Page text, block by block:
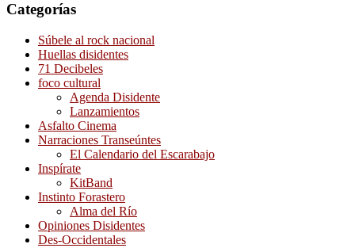
Categorías
Súbele al rock nacional
Huellas disidentes
71 Decibeles
foco cultural
Agenda Disidente
Lanzamientos
Asfalto Cinema
Narraciones Transeúntes
El Calendario del Escarabajo
Inspírate
KitBand
Instinto Forastero
Alma del Río
Opiniones Disidentes
Des-Occidentales